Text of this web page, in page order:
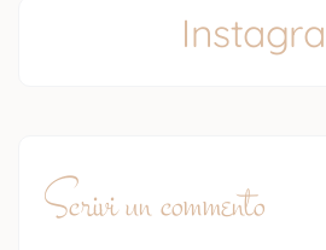
Scrivi un commento